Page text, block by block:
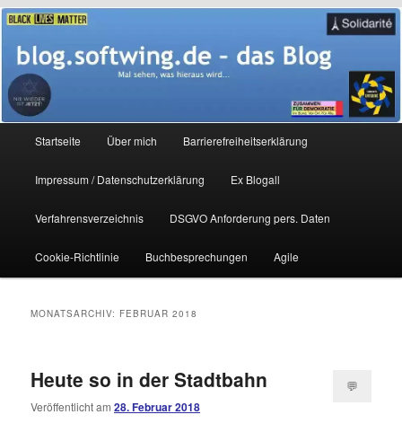
Zum
primären
Inhalt
springen
Zum
sekundären
Inhalt
springen
blog.softwing.de – das Blog
Mal sehen, was hieraus wird…
Startseite Über mich Barrierefreiheitserklärung
Impressum / Datenschutzerklärung Ex Blogall
Verfahrensverzeichnis DSGVO Anforderung pers. Daten
Cookie-Richtlinie Buchbesprechungen Agile
MONATSARCHIV: FEBRUAR 2018
Heute so in der Stadtbahn
Veröffentlicht am28. Februar 2018
💬